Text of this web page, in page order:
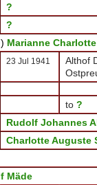
?
?
) Marianne
23 Jul 1941
Althof
to ?
Rudolf Johannes
Charlotte Auguste
Mäde